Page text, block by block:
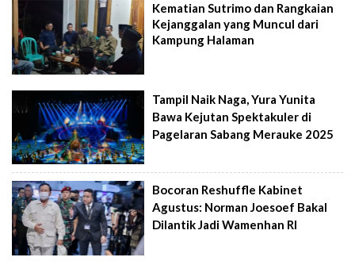
Kematian Sutrimo dan Rangkaian
Kejanggalan yang Muncul dari
Kampung Halaman
Tampil Naik Naga, Yura Yunita
Bawa Kejutan Spektakuler di
Pagelaran Sabang Merauke 2025
Bocoran Reshuffle Kabinet
Agustus: Norman Joesoef Bakal
Dilantik Jadi Wamenhan RI